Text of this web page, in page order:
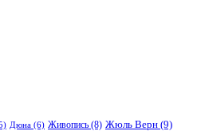
Дюна (6) Живопись (8) Жюль Верн (9)